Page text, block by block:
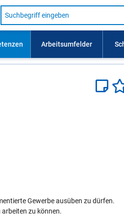
Suche
nach
Lehrausbildung,
usw.
Gewerbe ausüben zu dürfen.
zu können.